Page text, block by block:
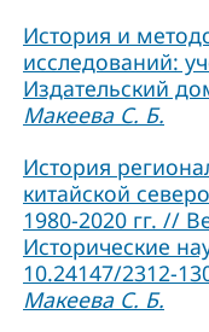
История и
исследований:
Издательский
Макеева С. Б.
История
китайской
1980-2020 гг. //
Исторические
10.24147/2312-
Макеева С. Б.